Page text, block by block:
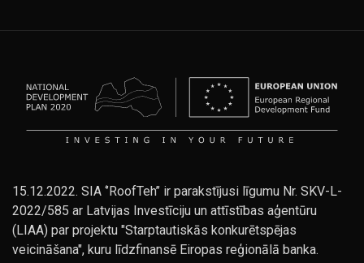
15.12.2022. SIA ‘’RoofTeh’’ ir parakstījusi līgumu Nr. SKV-L-
2022/585 ar Latvijas Investīciju un attīstības aģentūru
(LIAA) par projektu "Starptautiskās konkurētspējas
veicināšana", kuru līdzfinansē Eiropas reģionālā banka.